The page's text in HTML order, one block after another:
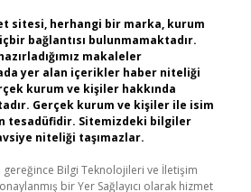
sitesi, herhangi bir marka, kurum
bağlantısı bulunmamaktadır.
makaleler
yer alan içerikler haber niteliği
kurum ve kişiler hakkında
Gerçek kurum ve kişiler ile isim
tesadüfidir. Sitemizdeki bilgiler
niteliği taşımazlar.
gereğince Bilgi Teknolojileri ve İletişim
bir Yer Sağlayıcı olarak hizmet